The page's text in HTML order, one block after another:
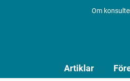
Om
Artiklar